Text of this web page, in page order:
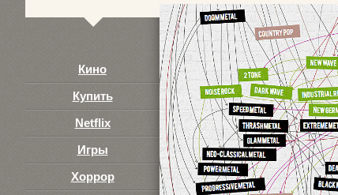
1
2
Кино
Купить
Netflix
Игры
Хоррор